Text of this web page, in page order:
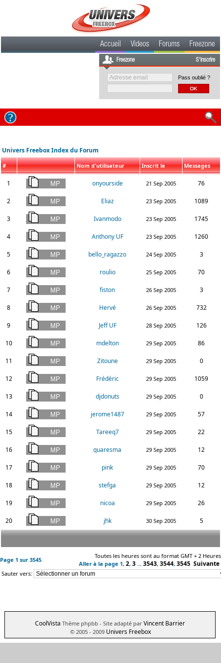
Accueil Videos Forums Freezone
Freezone S'inscrire
Pass oublié ?
Univers Freebox Index du Forum
# Nom d'utilisateur Inscrit le Messages
1 onyourside 21 Sep 2005 76
2 Eliaz 23 Sep 2005 1089
3 Ivanmodo 23 Sep 2005 1745
4 Anthony UF 23 Sep 2005 1260
5 bello_ragazzo 24 Sep 2005 3
6 roulio 25 Sep 2005 70
7 fiston 26 Sep 2005 3
8 Hervé 26 Sep 2005 732
9 Jeff UF 28 Sep 2005 126
10 mdelton 29 Sep 2005 86
11 Zitoune 29 Sep 2005 0
12 Frédéric 29 Sep 2005 1059
13 djdonuts 29 Sep 2005 0
14 jerome1487 29 Sep 2005 57
15 Tareeq7 29 Sep 2005 22
16 quaresma 29 Sep 2005 12
17 pink 29 Sep 2005 70
18 stefga 29 Sep 2005 12
19 nicoa 29 Sep 2005 26
20 jhk 30 Sep 2005 5
Page 1 sur 3545
Toutes les heures sont au format GMT + 2 Heures
Aller à la page 1, 2, 3 ... 3543, 3544, 3545 Suivante
Sauter vers:
CoolVista Thème phpbb - Site adapté par Vincent Barrier
© 2005 - 2009 Univers Freebox